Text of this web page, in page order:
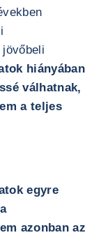
hiányában
válhatnak,
a teljes
egyre
azonban az